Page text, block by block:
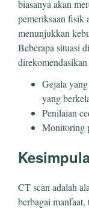
biasanya akan
pemeriksaan fisik
menunjukkan
Beberapa situasi
Gejala
yang
Penilaian
Monitoring
CT scan adalah
berbagai